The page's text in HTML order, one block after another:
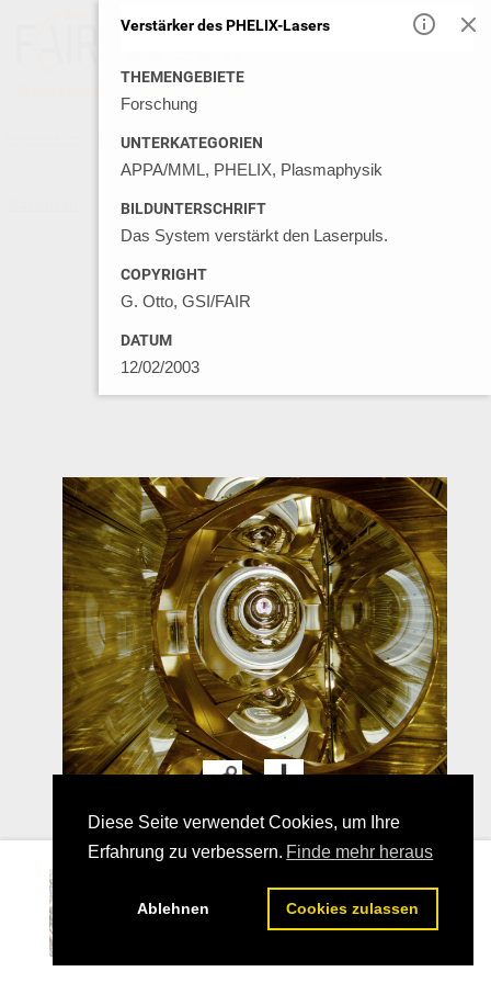
Diese Seite verwendet Cookies, um Ihre
Erfahrung zu verbessern. Finde mehr heraus
Ablehnen Cookies zulassen
Datenschutz Kontakt
Verstärker des PHELIX-Lasers
THEMENGEBIETE
Forschung
UNTERKATEGORIEN
APPA/MML, PHELIX, Plasmaphysik
BILDUNTERSCHRIFT
Das System verstärkt den Laserpuls.
COPYRIGHT
G. Otto, GSI/FAIR
DATUM
12/02/2003
04